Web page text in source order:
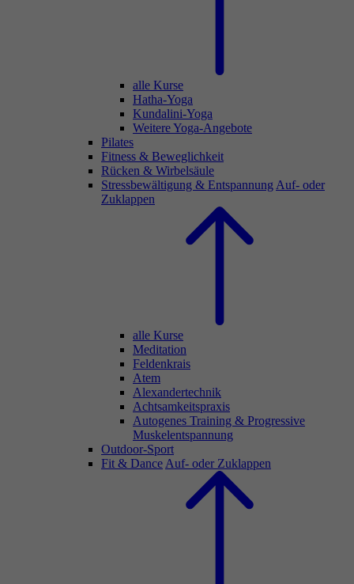
alle Kurse
Hatha-Yoga
Kundalini-Yoga
Weitere Yoga-Angebote
Pilates
Fitness & Beweglichkeit
Rücken & Wirbelsäule
Stressbewältigung & Entspannung Auf- oder
Zuklappen
alle Kurse
Meditation
Feldenkrais
Atem
Alexandertechnik
Achtsamkeitspraxis
Autogenes Training & Progressive
Muskelentspannung
Outdoor-Sport
Fit & Dance Auf- oder Zuklappen